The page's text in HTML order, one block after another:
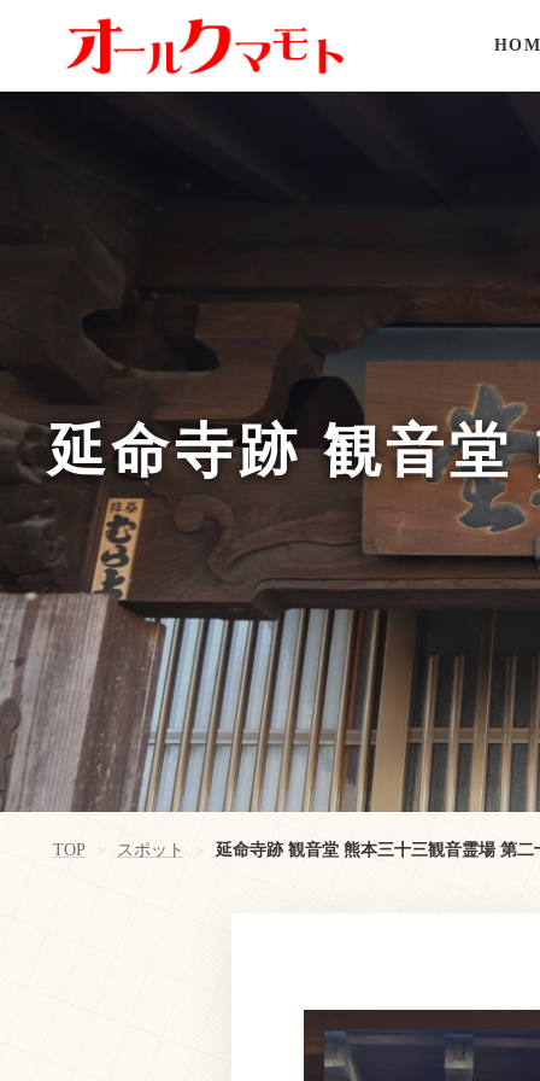
延命寺跡 観音堂
TOP > スポット > 延命寺跡 観音堂 熊本三十三観音霊場 第二